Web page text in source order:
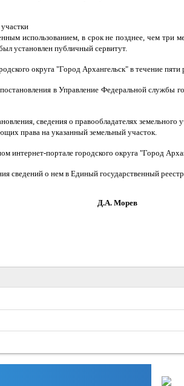
использованием, в срок не позднее, чем три
установлен публичный сервитут.
округа "Город Архангельск" в течение
в Управление Федеральной службы
сведения о правообладателях земельного
права на указанный земельный участок.
интернет-портале городского округа "Город
сведений о нем в Единый государственный